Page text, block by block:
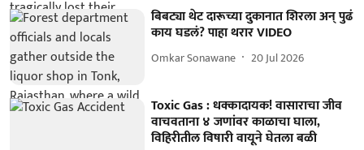
बिबट्या थेट दारूच्या दुकानात शिरला अन् पुढं
काय घडलं? पाहा थरार VIDEO
Omkar Sonawane 20 Jul 2026
Toxic Gas : धक्कादायक! वासाराचा जीव
वाचवताना ४ जणांवर काळाचा घाला,
विहिरीतील विषारी वायूने घेतला बळी